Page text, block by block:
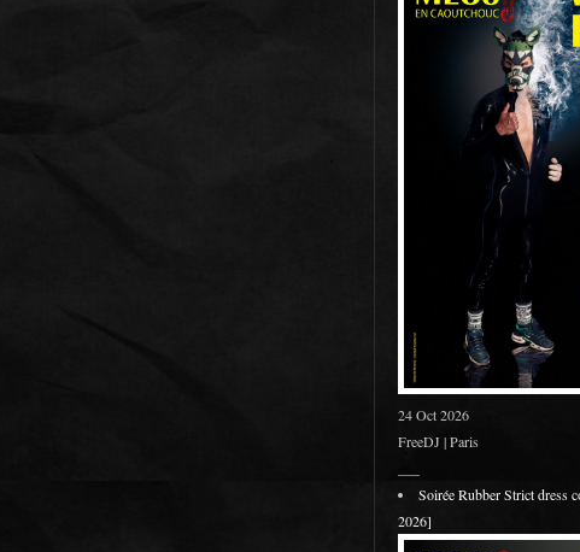
24 Oct 2026
FreeDJ | Paris
Soirée Rubber Strict dress
2026]